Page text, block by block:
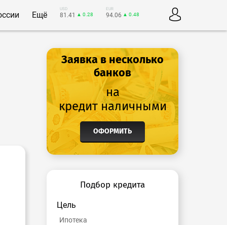
Ещё
USD
81.41 ▲ 0.28
EUR
94.06 ▲ 0.48
Заявка в несколько
банков
на
кредит наличными
ОФОРМИТЬ
Подбор кредита
Цель
Ипотека